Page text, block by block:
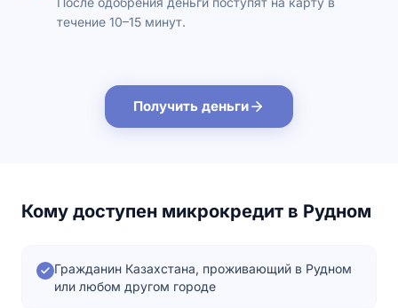
течение 10–15 минут.
Получить деньги
Кому доступен микрокредит в Рудном
Гражданин Казахстана, проживающий в Рудном
или любом другом городе